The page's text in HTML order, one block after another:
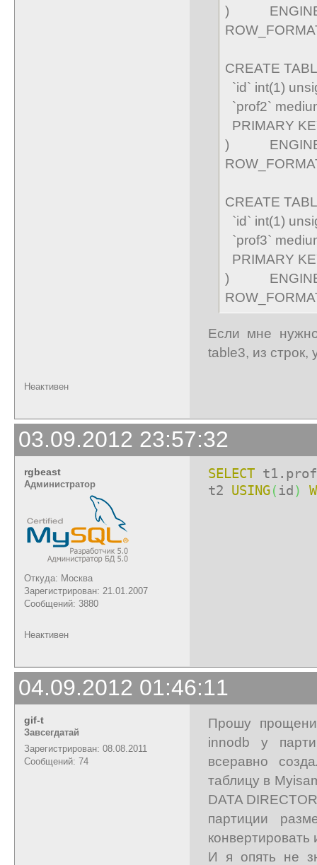
)
CREATE
`id` int(1)
`prof2`
PRIMARY
)
CREATE
`id` int(1)
`prof3`
PRIMARY
)
Если мне
table3, из строк,
Неактивен
03.09.2012 23:57:32
rgbeast
Администратор
Откуда: Москва
Зарегистрирован: 21.01.2007
Сообщений: 3880
SELECT
t2 USING(id)
Неактивен
04.09.2012 01:46:11
gif-t
Завсегдатай
Зарегистрирован: 08.08.2011
Сообщений: 74
Прошу
innodb у
всеравно
таблицу в
DATA
партиции
конвертировать
И я опять не